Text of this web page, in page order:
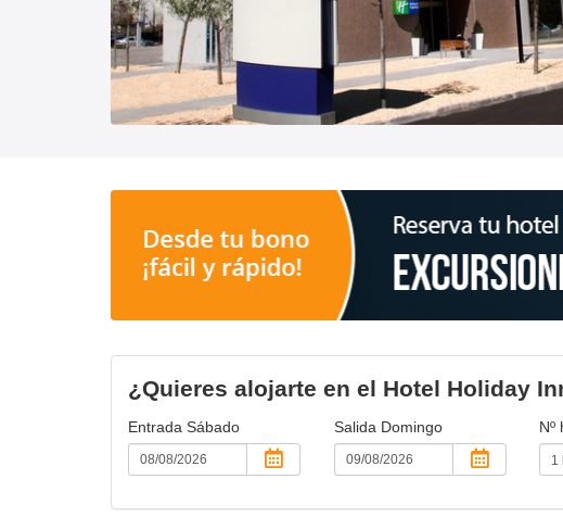
¿Quieres alojarte en el Hotel Holiday
Entrada Sábado Salida Domingo Nº